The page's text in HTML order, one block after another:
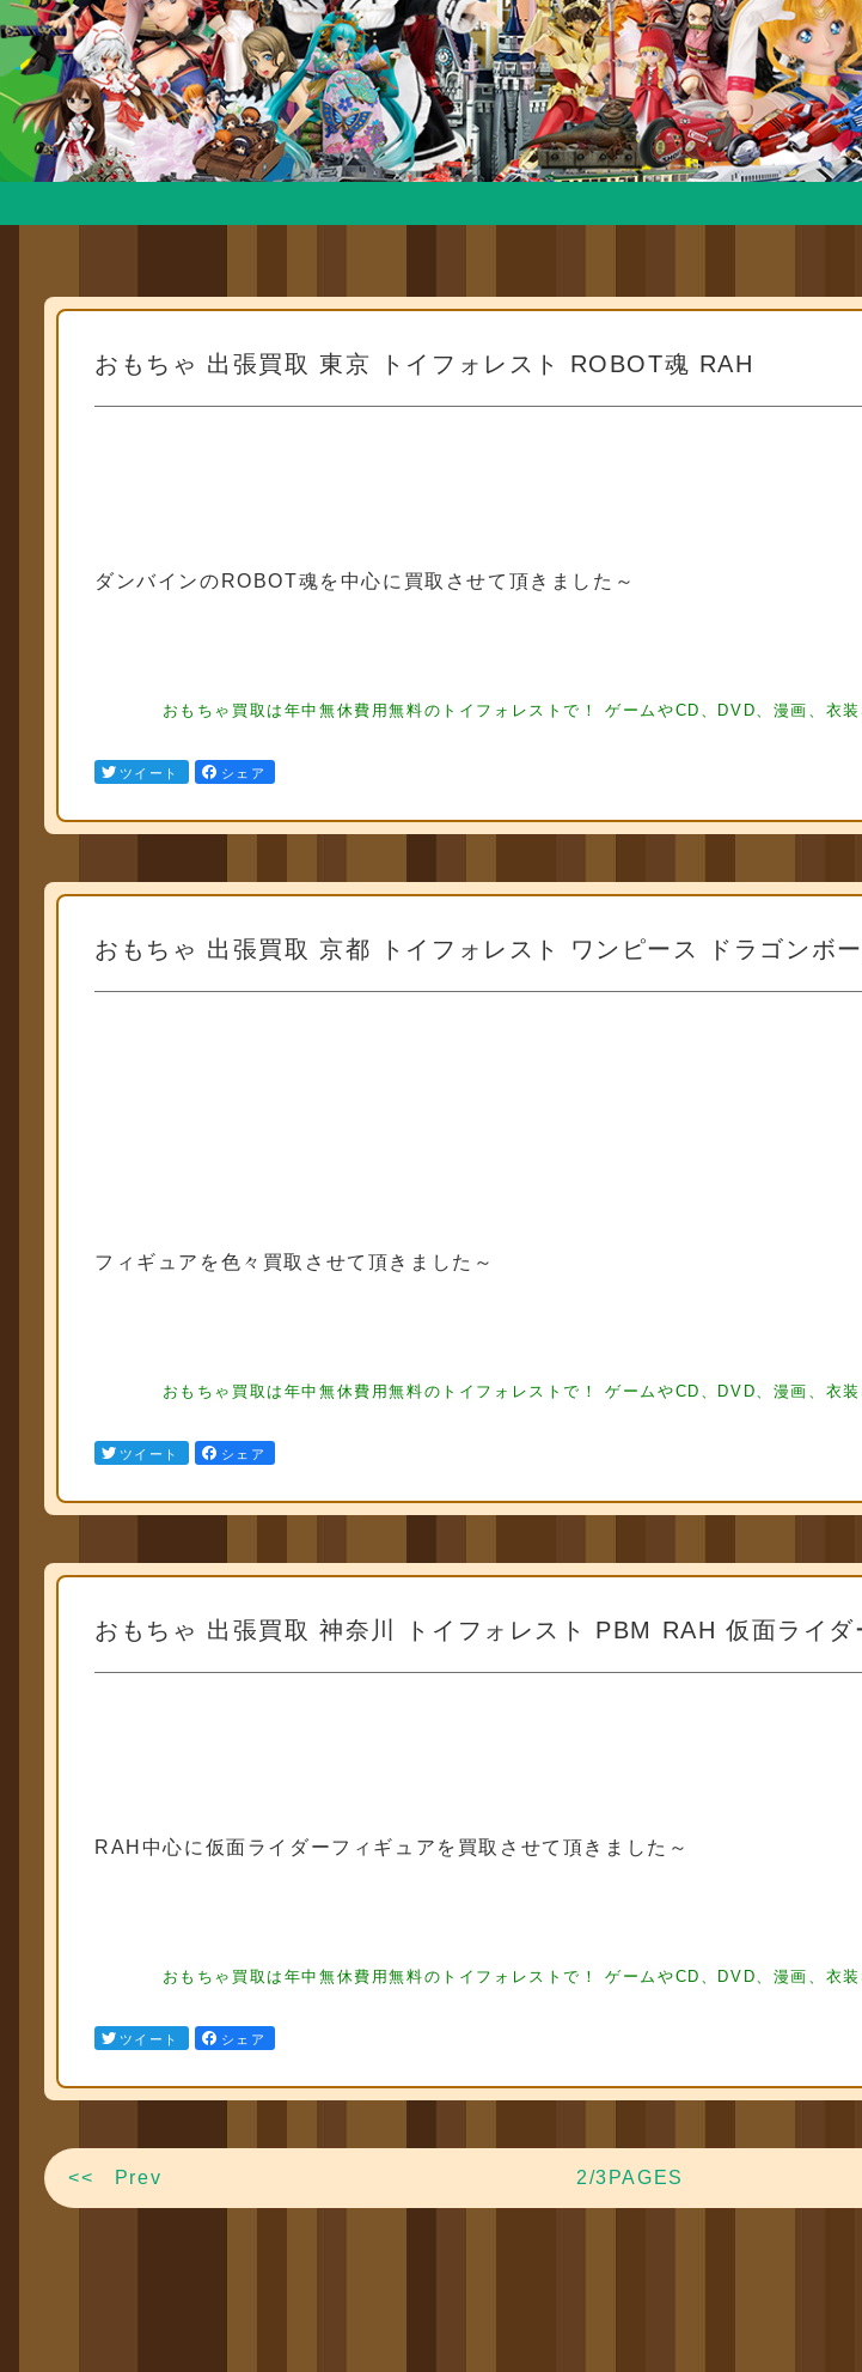
おもちゃ 出張買取 東京 トイフォレスト ROBOT魂 RAH
ダンバインのROBOT魂を中心に買取させて頂きました～
おもちゃ買取は年中無休費用無料のトイフォレストで！ ゲームやCD、DVD、漫画、衣
ツイート シェア
おもちゃ 出張買取 京都 トイフォレスト ワンピース ドラゴンボ
フィギュアを色々買取させて頂きました～
おもちゃ買取は年中無休費用無料のトイフォレストで！ ゲームやCD、DVD、漫画、衣
ツイート シェア
おもちゃ 出張買取 神奈川 トイフォレスト PBM RAH 仮面ライダ
RAH中心に仮面ライダーフィギュアを買取させて頂きました～
おもちゃ買取は年中無休費用無料のトイフォレストで！ ゲームやCD、DVD、漫画、衣
ツイート シェア
2/3PAGES
<< Prev